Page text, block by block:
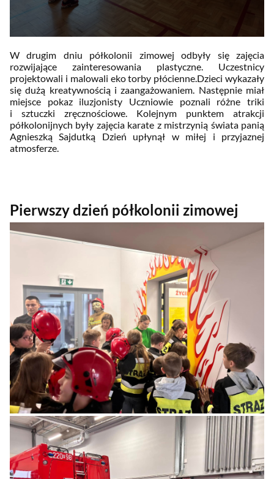
W drugim dniu półkolonii zimowej odbyły się zajęcia
rozwijające zainteresowania plastyczne. Uczestnicy
projektowali i malowali eko torby płócienne. Dzieci wykazały
się dużą kreatywnością i zaangażowaniem. Następnie miał
miejsce pokaz iluzjonisty Uczniowie poznali różne triki
i sztuczki zręcznościowe. Kolejnym punktem atrakcji
półkolonijnych były zajęcia karate z mistrzynią świata panią
Agnieszką Sajdutką Dzień upłynął w miłej i przyjaznej
atmosferze.
Pierwszy dzień półkolonii zimowej